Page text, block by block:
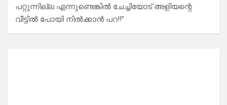
പറ്റുന്നില്ല എന്നുണ്ടെങ്കിൽ ചേച്ചിയോട് അളിയന്റെ
വീട്ടിൽ പോയി നിൽക്കാൻ പറ!!”